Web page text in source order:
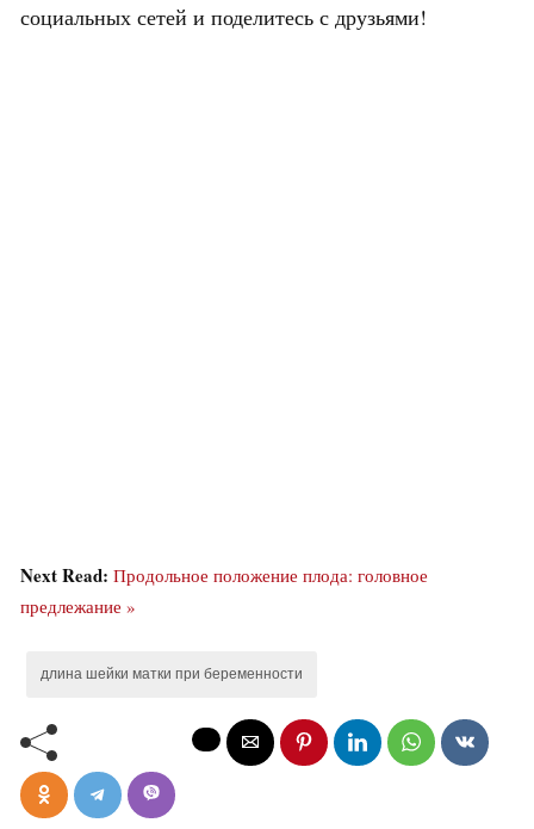
социальных сетей и поделитесь с друзьями!
Next Read: Продольное положение плода: головное
предлежание »
длина шейки матки при беременности